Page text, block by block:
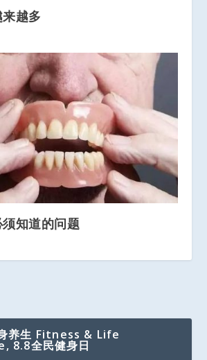
越多
知道的问题
养生 Fitness & Life
8.8全民健身日